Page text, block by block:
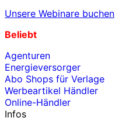
Unsere Webinare buchen
Beliebt
Agenturen
Energieversorger
Abo Shops für Verlage
Werbeartikel Händler
Online-Händler
Infos